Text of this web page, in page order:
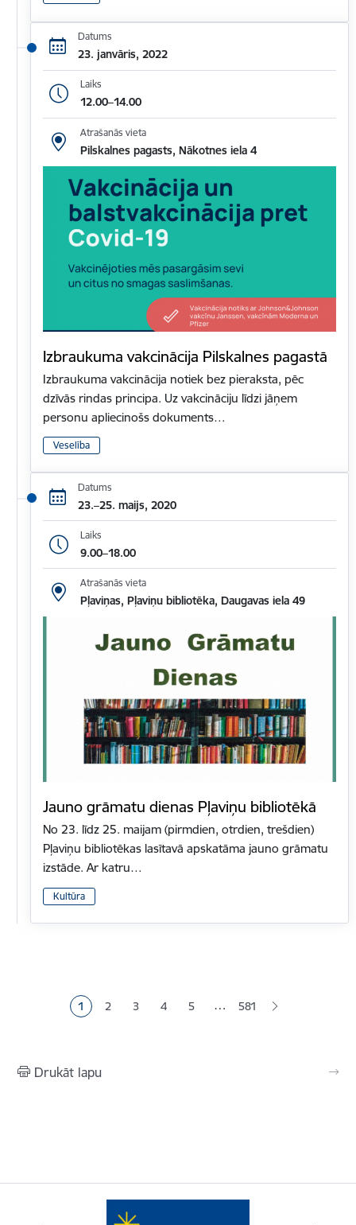
Datums
23. janvāris, 2022
Laiks
12.00–14.00
Atrašanās vieta
Pilskalnes pagasts, Nākotnes iela 4
Izbraukuma vakcinācija Pilskalnes pagastā
Izbraukuma vakcinācija notiek bez pieraksta, pēc
dzīvās rindas principa. Uz vakcināciju līdzi jāņem
personu apliecinošs dokuments…
Veselība
Datums
23.–25. maijs, 2020
Laiks
9.00–18.00
Atrašanās vieta
Pļaviņas, Pļaviņu bibliotēka, Daugavas iela 49
Jauno grāmatu dienas Pļaviņu bibliotēkā
No 23. līdz 25. maijam (pirmdien, otrdien, trešdien)
Pļaviņu bibliotēkas lasītavā apskatāma jauno grāmatu
izstāde. Ar katru…
Kultūra
Pašreizējā lapa
1 Lapa
2 Lapa
3 Lapa
4 Lapa
5 … 581
Drukāt lapu